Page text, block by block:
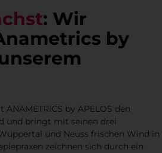
: Wir
by
by APELOS den
und bringt mit seinen drei
und Neuss frischen Wind in
zeichnen sich durch ein